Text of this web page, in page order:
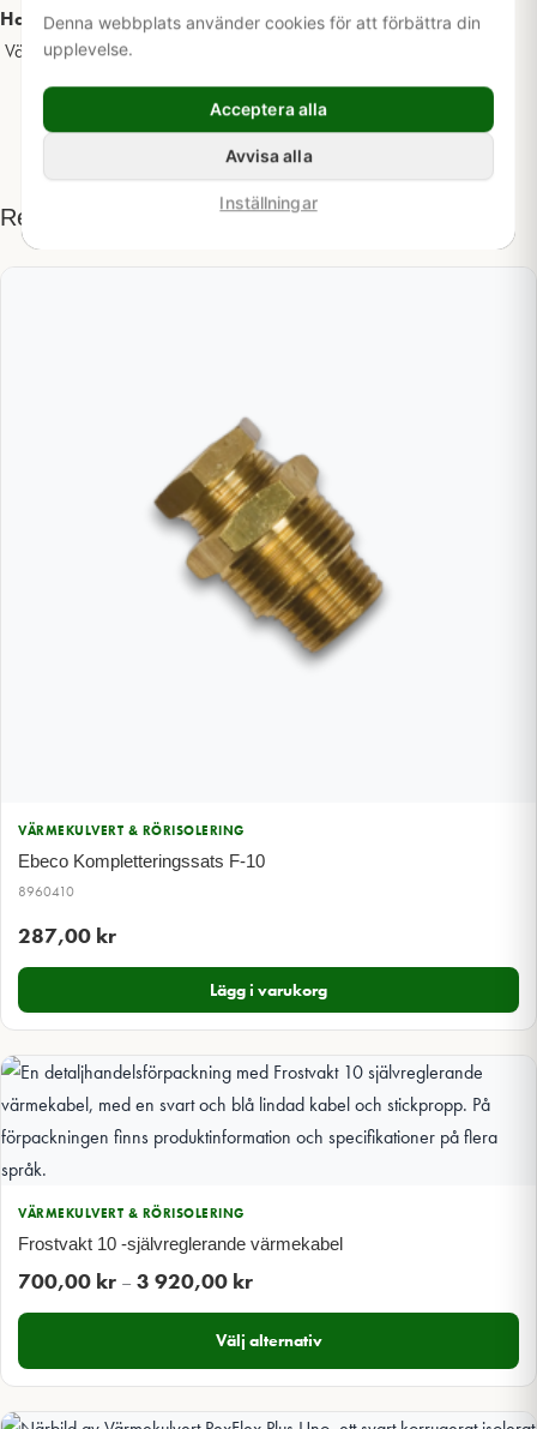
Denna webbplats använder cookies för att förbättra din
upplevelse.
Acceptera alla
Avvisa alla
Inställningar
Har du frågor om denna produkt?
Välkommen attkontakta oss
Relaterade produkter
VÄRMEKULVERT & RÖRISOLERING
Ebeco Kompletteringssats F-10
8960410
287,00 kr
Lägg i varukorg
VÄRMEKULVERT & RÖRISOLERING
Frostvakt 10 -självreglerande värmekabel
700,00 kr – 3 920,00 krPrisintervall:
700,00 kr
till
3
Välj alternativ